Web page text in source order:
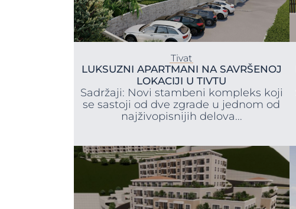
Tivat
LUKSUZNI APARTMANI NA SAVRŠENOJ
LOKACIJI U TIVTU
Sadržaji: Novi stambeni kompleks koji
se sastoji od dve zgrade u jednom od
najživopisnijih delova...